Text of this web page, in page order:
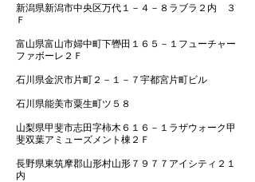
新潟県新潟市中央区万代１－４－８ラブラ２内 ３
Ｆ
富山県富山市婦中町下轡田１６５－１フューチャー
ファボーレ２Ｆ
石川県金沢市片町２－１－７宇都宮片町ビル
石川県能美市粟生町ツ５８
山梨県甲斐市志田字柿木６１６－１ラザウォーク甲
斐双葉アミューズメント棟２Ｆ
長野県東筑摩郡山形村山形７９７７アイシティ２１
内